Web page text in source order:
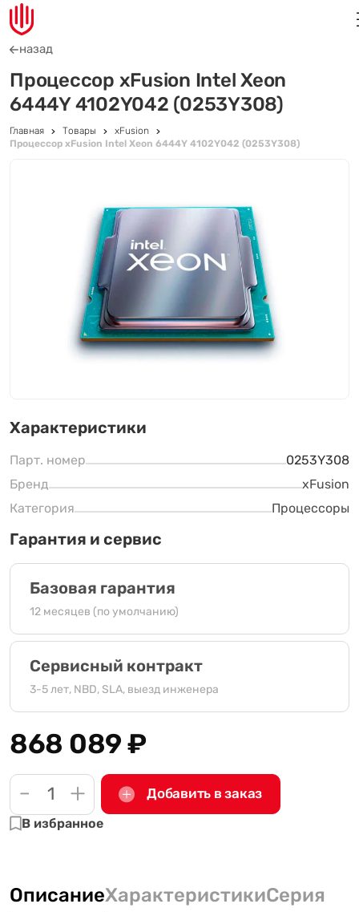
назад
Процессор xFusion Intel Xeon
6444Y 4102Y042 (0253Y308)
Главная Товары
xFusion
Процессор xFusion Intel Xeon 6444Y 4102Y042 (0253Y308)
Характеристики
Парт. номер
0253Y308
Бренд
xFusion
Категория
Процессоры
Гарантия и сервис
Базовая гарантия
12 месяцев (по умолчанию)
Сервисный контракт
3-5 лет, NBD, SLA, выезд инженера
868 089₽
- + Добавить в заказ
В избранное
ОписаниеХарактеристикиСерия